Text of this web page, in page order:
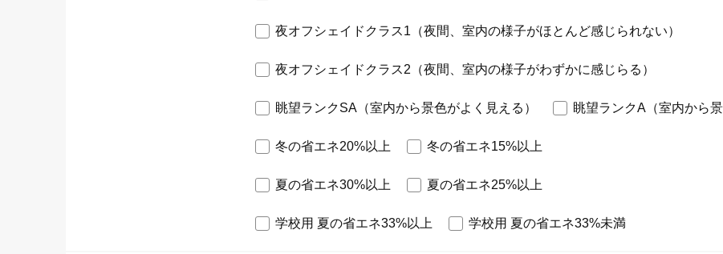
夜オフシェイドクラス1（夜間、室内の様子がほとんど感じられない）
夜オフシェイドクラス2（夜間、室内の様子がわずかに感じらる）
眺望ランクSA（室内から景色がよく見える） 眺望ランクA（室内から
冬の省エネ20%以上 冬の省エネ15%以上
夏の省エネ30%以上 夏の省エネ25%以上
学校用 夏の省エネ33%以上 学校用 夏の省エネ33%未満